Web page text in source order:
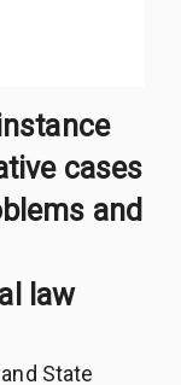
cases
and
law
State